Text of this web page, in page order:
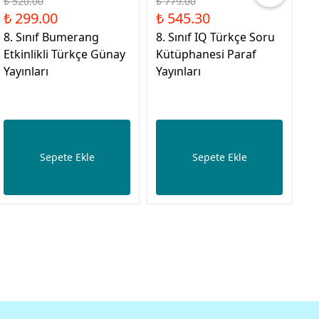
₺ 299.00
8. Sınıf Bumerang
Etkinlikli Türkçe Günay
Yayınları
Sepete Ekle
₺ 545.30
8. Sınıf IQ Türkçe Soru
Kütüphanesi Paraf
Yayınları
Sepete Ekle